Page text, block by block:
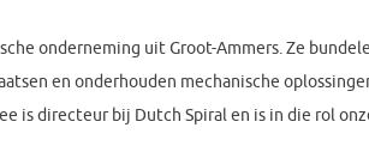
onderneming uit Groot-Ammers. Ze
en onderhouden mechanische
is directeur bij Dutch Spiral en is in die rol